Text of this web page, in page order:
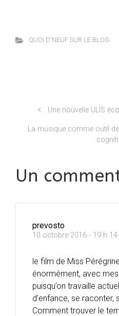
QUOI D'NEUF SUR LE BLOG
Une nouvelle ULIS
La musique comme outil
Un
prevosto
10 octobre 2016 - 19 h 14
le film de Miss
énormément, avec
puisqu’on travaille
d’enfance, se raconter,
Comment trouver le